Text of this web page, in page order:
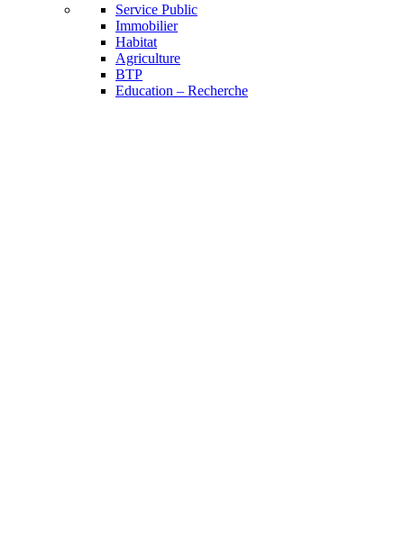
Service Public
Immobilier
Habitat
Agriculture
BTP
Education – Recherche